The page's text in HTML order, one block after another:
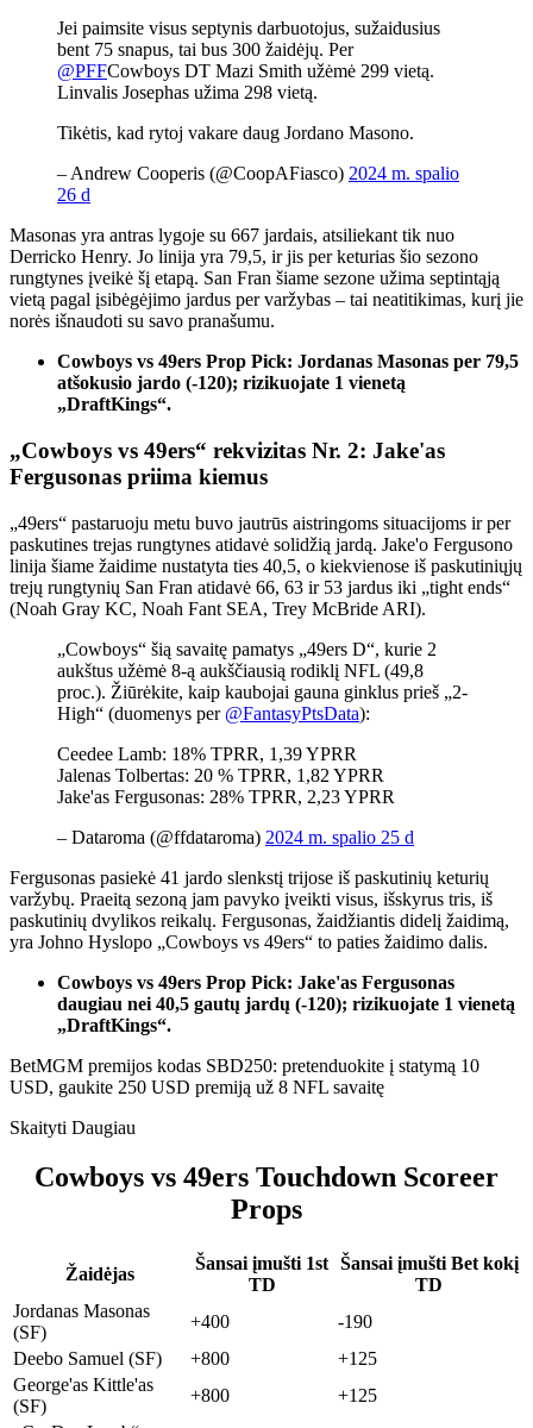
Jei paimsite visus septynis darbuotojus, sužaidusius
bent 75 snapus, tai bus 300 žaidėjų. Per
@PFFCowboys DT Mazi Smith užėmė 299 vietą.
Linvalis Josephas užima 298 vietą.
Tikėtis, kad rytoj vakare daug Jordano Masono.
– Andrew Cooperis (@CoopAFiasco) 2024 m. spalio
26 d
Masonas yra antras lygoje su 667 jardais, atsiliekant tik nuo
Derricko Henry. Jo linija yra 79,5, ir jis per keturias šio sezono
rungtynes ​​įveikė šį etapą. San Fran šiame sezone užima septintąją
vietą pagal įsibėgėjimo jardus per varžybas – tai neatitikimas, kurį jie
norės išnaudoti su savo pranašumu.
Cowboys vs 49ers Prop Pick: Jordanas Masonas per 79,5
atšokusio jardo (-120); rizikuojate 1 vienetą
„DraftKings“.
„Cowboys vs 49ers“ rekvizitas Nr. 2: Jake'as
Fergusonas priima kiemus
„49ers“ pastaruoju metu buvo jautrūs aistringoms situacijoms ir per
paskutines trejas rungtynes ​​atidavė solidžią jardą. Jake'o Fergusono
linija šiame žaidime nustatyta ties 40,5, o kiekvienose iš paskutiniųjų
trejų rungtynių San Fran atidavė 66, 63 ir 53 jardus iki „tight ends“
(Noah Gray KC, Noah Fant SEA, Trey McBride ARI).
„Cowboys“ šią savaitę pamatys „49ers D“, kurie 2
aukštus užėmė 8-ą aukščiausią rodiklį NFL (49,8
proc.). Žiūrėkite, kaip kaubojai gauna ginklus prieš „2-
High“ (duomenys per @FantasyPtsData):
Ceedee Lamb: 18% TPRR, 1,39 YPRR
Jalenas Tolbertas: 20 % TPRR, 1,82 YPRR
Jake'as Fergusonas: 28% TPRR, 2,23 YPRR
– Dataroma (@ffdataroma) 2024 m. spalio 25 d
Fergusonas pasiekė 41 jardo slenkstį trijose iš paskutinių keturių
varžybų. Praeitą sezoną jam pavyko įveikti visus, išskyrus tris, iš
paskutinių dvylikos reikalų. Fergusonas, žaidžiantis didelį žaidimą,
yra Johno Hyslopo „Cowboys vs 49ers“ to paties žaidimo dalis.
Cowboys vs 49ers Prop Pick: Jake'as Fergusonas
daugiau nei 40,5 gautų jardų (-120); rizikuojate 1 vienetą
„DraftKings“.
BetMGM premijos kodas SBD250: pretenduokite į statymą 10
USD, gaukite 250 USD premiją už 8 NFL savaitę
Skaityti Daugiau
Cowboys vs 49ers Touchdown Scoreer
Props
Žaidėjas
Šansai įmušti 1st
TD
Šansai įmušti Bet kokį
TD
Jordanas Masonas
(SF)
+400
-190
Deebo Samuel (SF)
+800
+125
George'as Kittle'as
(SF)
+800
+125